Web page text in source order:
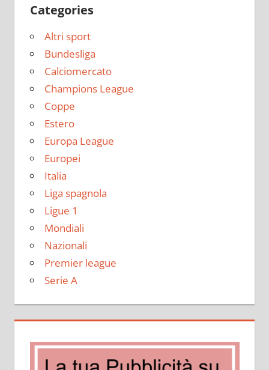
Categories
Altri sport
Bundesliga
Calciomercato
Champions League
Coppe
Estero
Europa League
Europei
Italia
Liga spagnola
Ligue 1
Mondiali
Nazionali
Premier league
Serie A